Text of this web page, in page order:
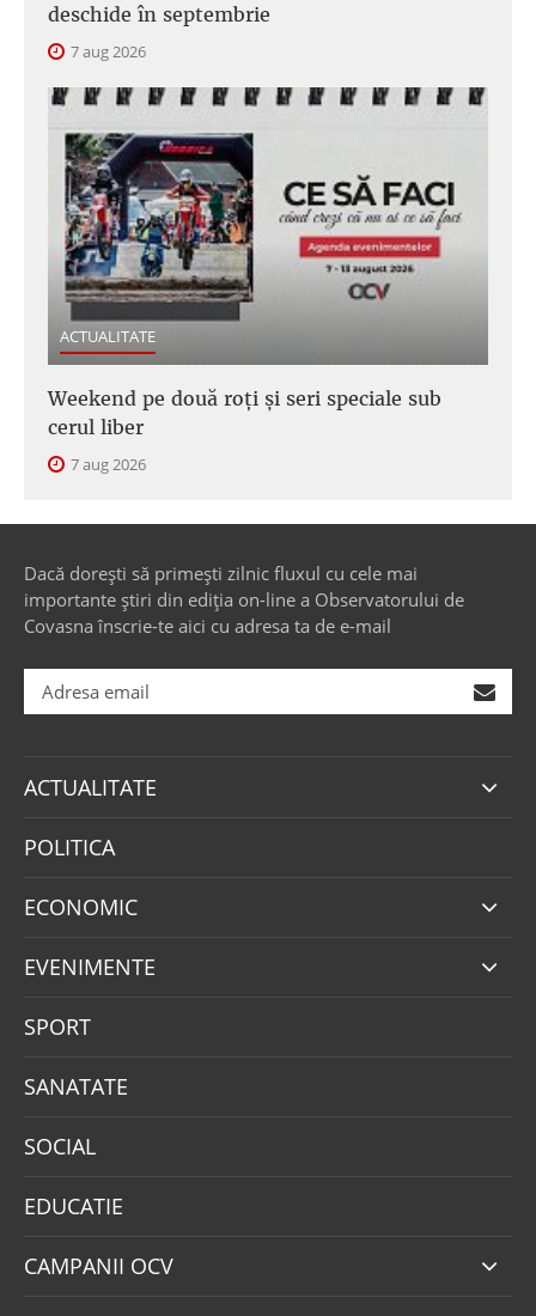
deschide în septembrie
7 aug 2026
ACTUALITATE
Weekend pe două roți și seri speciale sub
cerul liber
7 aug 2026
Dacă dorești să primești zilnic fluxul cu cele mai
importante știri din ediția on-line a Observatorului de
Covasna înscrie-te aici cu adresa ta de e-mail
ACTUALITATE
POLITICA
ECONOMIC
EVENIMENTE
SPORT
SANATATE
SOCIAL
EDUCATIE
CAMPANII OCV